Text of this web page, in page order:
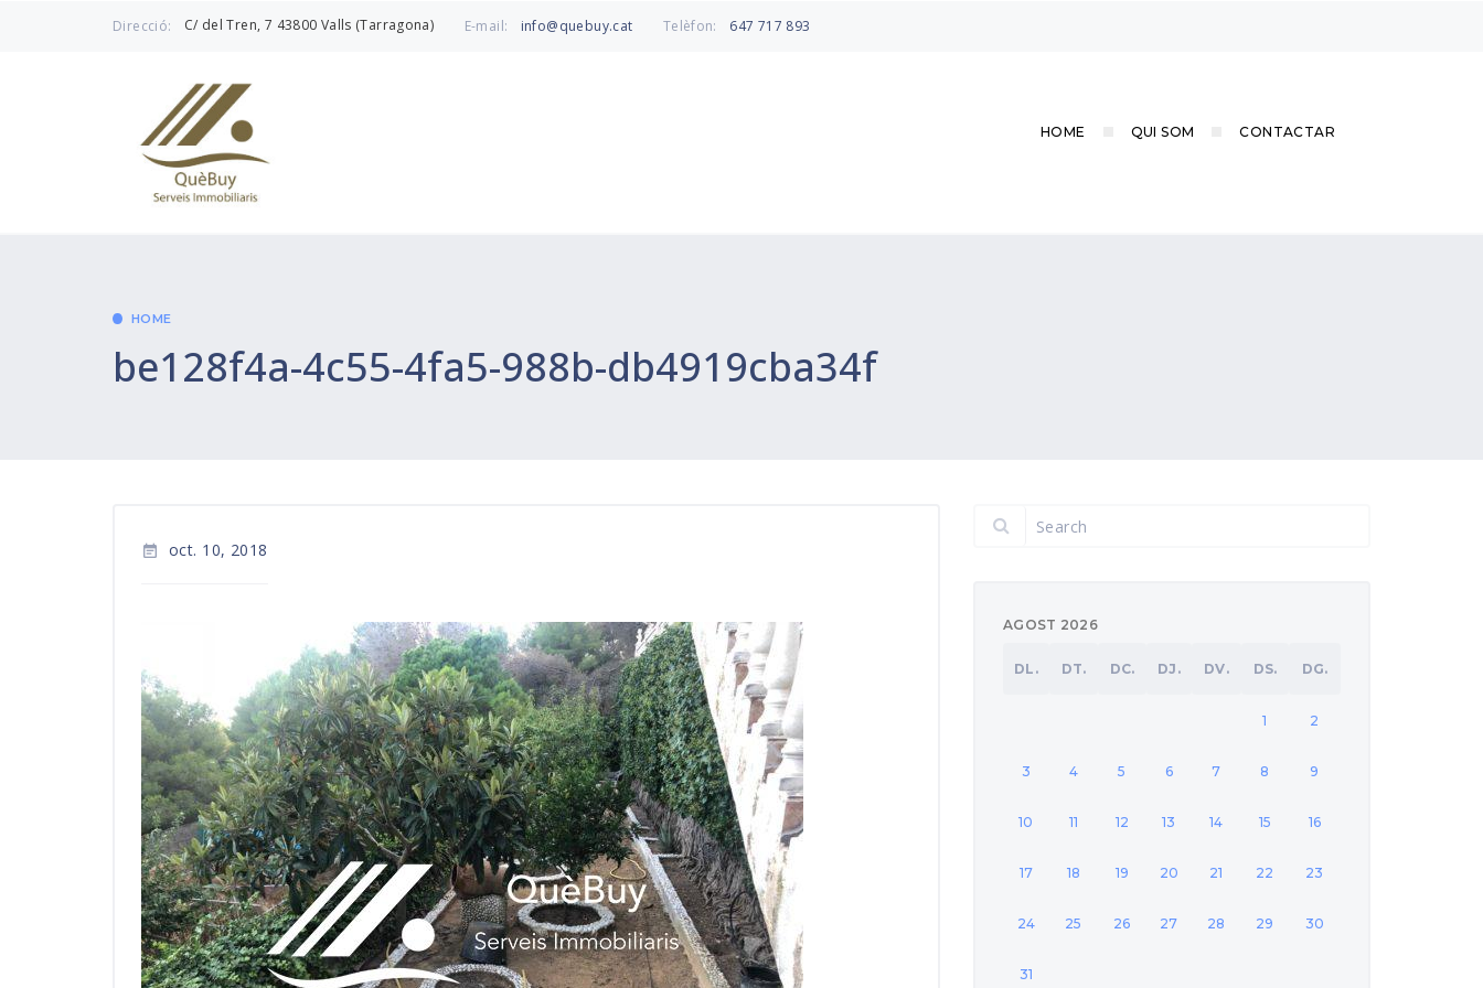
Direcció: C/ del Tren, 7 43800 Valls (Tarragona) E-mail: info@quebuy.cat Telèfon: 647 717 893
HOME QUI SOM CONTACTAR
HOME
be128f4a-4c55-4fa5-988b-db4919cba34f
 oct. 10, 2018
AGOST 2026
DL. DT. DC. DJ. DV. DS. DG.
1 2
3 4 5 6 7 8 9
10 11 12 13 14 15 16
17 18 19 20 21 22 23
24 25 26 27 28 29 30
31